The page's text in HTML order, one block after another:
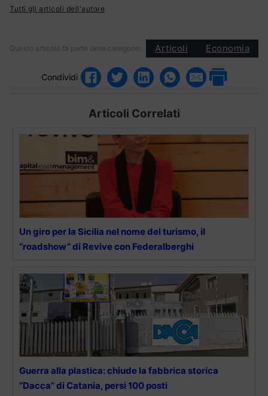
Tutti gli articoli dell'autore
Questo articolo fa parte delle categorie: Articoli Economia
Condividi
Articoli Correlati
Un giro per la Sicilia nel nome del turismo, il
“roadshow” di Revive con Federalberghi
Guerra alla plastica: chiude la fabbrica storica
“Dacca” di Catania, persi 100 posti